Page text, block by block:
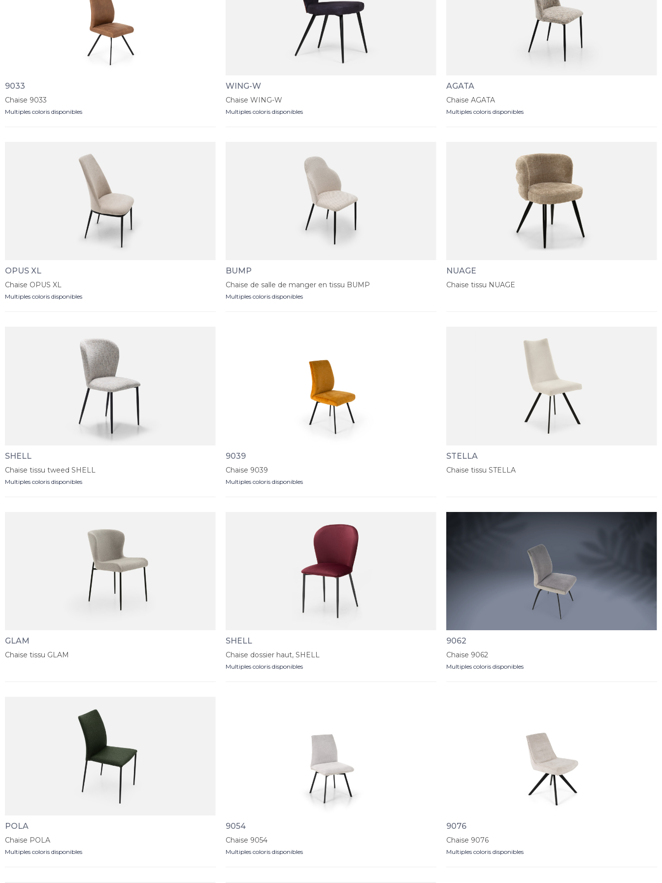
9033
Chaise 9033
Multiples coloris disponibles
WING-W
Chaise WING-W
Multiples coloris disponibles
AGATA
Chaise AGATA
Multiples coloris disponibles
OPUS XL
Chaise OPUS XL
Multiples coloris disponibles
BUMP
Chaise de salle de manger en tissu BUMP
Multiples coloris disponibles
NUAGE
Chaise tissu NUAGE
SHELL
Chaise tissu tweed SHELL
Multiples coloris disponibles
9039
Chaise 9039
Multiples coloris disponibles
STELLA
Chaise tissu STELLA
GLAM
Chaise tissu GLAM
SHELL
Chaise dossier haut, SHELL
Multiples coloris disponibles
9062
Chaise 9062
Multiples coloris disponibles
POLA
Chaise POLA
Multiples coloris disponibles
9054
Chaise 9054
Multiples coloris disponibles
9076
Chaise 9076
Multiples coloris disponibles